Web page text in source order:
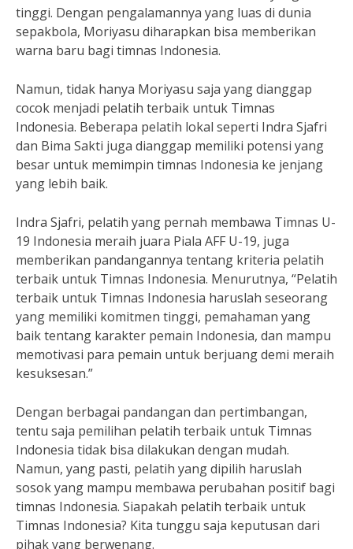
tinggi. Dengan pengalamannya yang luas di dunia
sepakbola, Moriyasu diharapkan bisa memberikan
warna baru bagi timnas Indonesia.
Namun, tidak hanya Moriyasu saja yang dianggap
cocok menjadi pelatih terbaik untuk Timnas
Indonesia. Beberapa pelatih lokal seperti Indra Sjafri
dan Bima Sakti juga dianggap memiliki potensi yang
besar untuk memimpin timnas Indonesia ke jenjang
yang lebih baik.
Indra Sjafri, pelatih yang pernah membawa Timnas U-
19 Indonesia meraih juara Piala AFF U-19, juga
memberikan pandangannya tentang kriteria pelatih
terbaik untuk Timnas Indonesia. Menurutnya, “Pelatih
terbaik untuk Timnas Indonesia haruslah seseorang
yang memiliki komitmen tinggi, pemahaman yang
baik tentang karakter pemain Indonesia, dan mampu
memotivasi para pemain untuk berjuang demi meraih
kesuksesan.”
Dengan berbagai pandangan dan pertimbangan,
tentu saja pemilihan pelatih terbaik untuk Timnas
Indonesia tidak bisa dilakukan dengan mudah.
Namun, yang pasti, pelatih yang dipilih haruslah
sosok yang mampu membawa perubahan positif bagi
timnas Indonesia. Siapakah pelatih terbaik untuk
Timnas Indonesia? Kita tunggu saja keputusan dari
pihak yang berwenang.